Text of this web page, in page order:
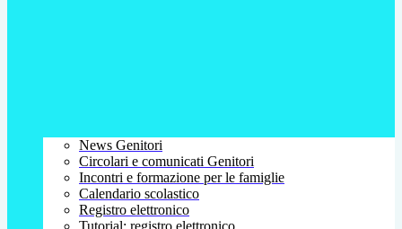
News Genitori
Circolari e comunicati Genitori
Incontri e formazione per le famiglie
Calendario scolastico
Registro elettronico